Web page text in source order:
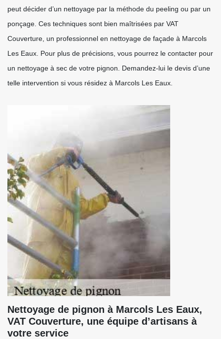
peut décider d’un nettoyage par la méthode du peeling ou par un
ponçage. Ces techniques sont bien maîtrisées par VAT
Couverture, un professionnel en nettoyage de façade à Marcols
Les Eaux. Pour plus de précisions, vous pourrez le contacter pour
un nettoyage à sec de votre pignon. Demandez-lui le devis d’une
telle intervention si vous résidez à Marcols Les Eaux.
Nettoyage de pignon à Marcols Les Eaux,
VAT Couverture, une équipe d’artisans à
votre service